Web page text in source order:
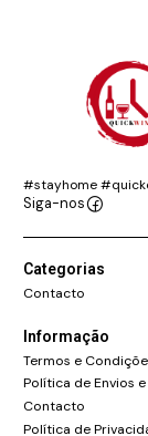
#stayhome
Siga-nos
Categorias
Contacto
Informação
Termos e
Política de Envios
Contacto
Política de